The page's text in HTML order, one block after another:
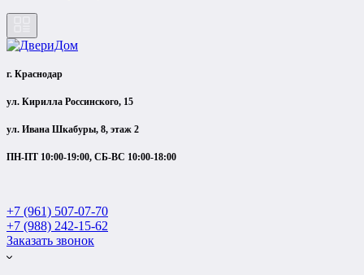
г. Краснодар
ул. Кирилла Россинского, 15
ул. Ивана Шкабуры, 8, этаж 2
ПН-ПТ 10:00-19:00, СБ-ВС 10:00-18:00
+7 (961) 507-07-70
+7 (988) 242-15-62
Заказать звонок